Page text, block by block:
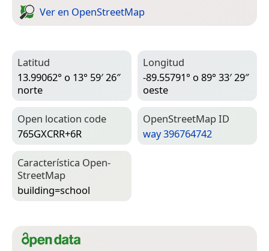
Ver en Open­Street­Map
Latitud
13.99062° o 13° 59′ 26″
norte
Longitud
-89.55791° o 89° 33′ 29″
oeste
Open location code
765GXCRR+6R
Open­Street­Map ID
way 396764742
Característica Open­
Street­Map
building=­school